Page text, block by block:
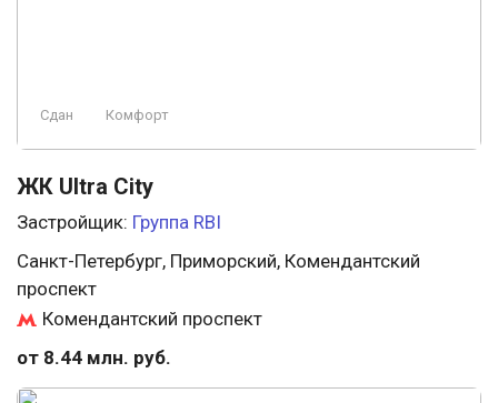
Сдан Комфорт
ЖК Ultra City
Застройщик: Группа RBI
Санкт-Петербург, Приморский, Комендантский
проспект
Комендантский проспект
от 8.44 млн. руб.